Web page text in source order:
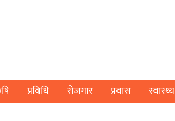
प्रविधि रोजगार प्रवास स्वास्थ्य